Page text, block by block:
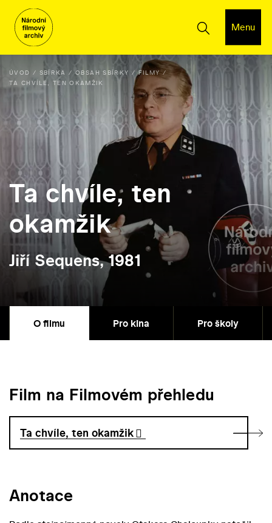
Menu
ÚVOD SBÍRKA OBSAH SBÍRKY
FILMY
TA CHVÍLE, TEN OKAMŽIK
Ta chvíle, ten
okamžik
Jiří Sequens, 1981
O filmu Pro kina Pro školy
Film na Filmovém přehledu
Ta chvíle, ten okamžik
Anotace